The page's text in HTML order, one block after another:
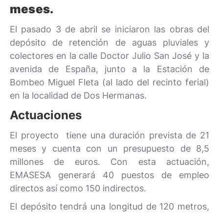
meses.
El pasado 3 de abril se iniciaron las obras del
depósito de retención de aguas pluviales y
colectores en la calle Doctor Julio San José y la
avenida de España, junto a la Estación de
Bombeo Miguel Fleta (al lado del recinto ferial)
en la localidad de Dos Hermanas.
Actuaciones
El proyecto tiene una duración prevista de 21
meses y cuenta con un presupuesto de 8,5
millones de euros. Con esta actuación,
EMASESA generará 40 puestos de empleo
directos así como 150 indirectos.
El depósito tendrá una longitud de 120 metros,